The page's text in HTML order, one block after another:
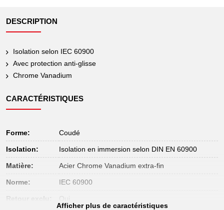
DESCRIPTION
Isolation selon IEC 60900
Avec protection anti-glisse
Chrome Vanadium
CARACTÉRISTIQUES
Forme: Coudé
Isolation: Isolation en immersion selon DIN EN 60900
Matière: Acier Chrome Vanadium extra-fin
Norme: IEC 60900
Retour exclu:
Oui
Afficher plus de caractéristiques